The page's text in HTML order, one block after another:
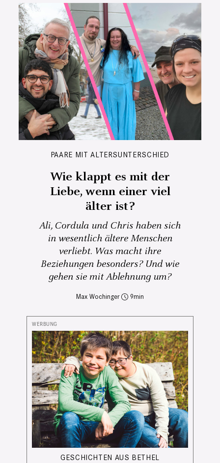
PAARE MIT ALTERSUNTERSCHIED
Wie klappt es mit der
Liebe, wenn einer viel
älter ist?
Ali, Cordula und Chris haben sich
in wesentlich ältere Menschen
verliebt. Was macht ihre
Beziehungen besonders? Und wie
gehen sie mit Ablehnung um?
Max Wochinger 9
GESCHICHTEN AUS BETHEL